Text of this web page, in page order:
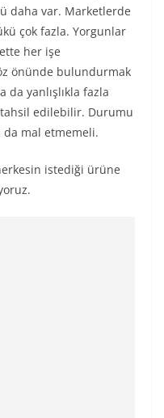
daha var. Marketlerde
çok fazla. Yorgunlar
her işe
önünde bulundurmak
da yanlışlıkla fazla
edilebilir. Durumu
da mal etmemeli.
istediği ürüne